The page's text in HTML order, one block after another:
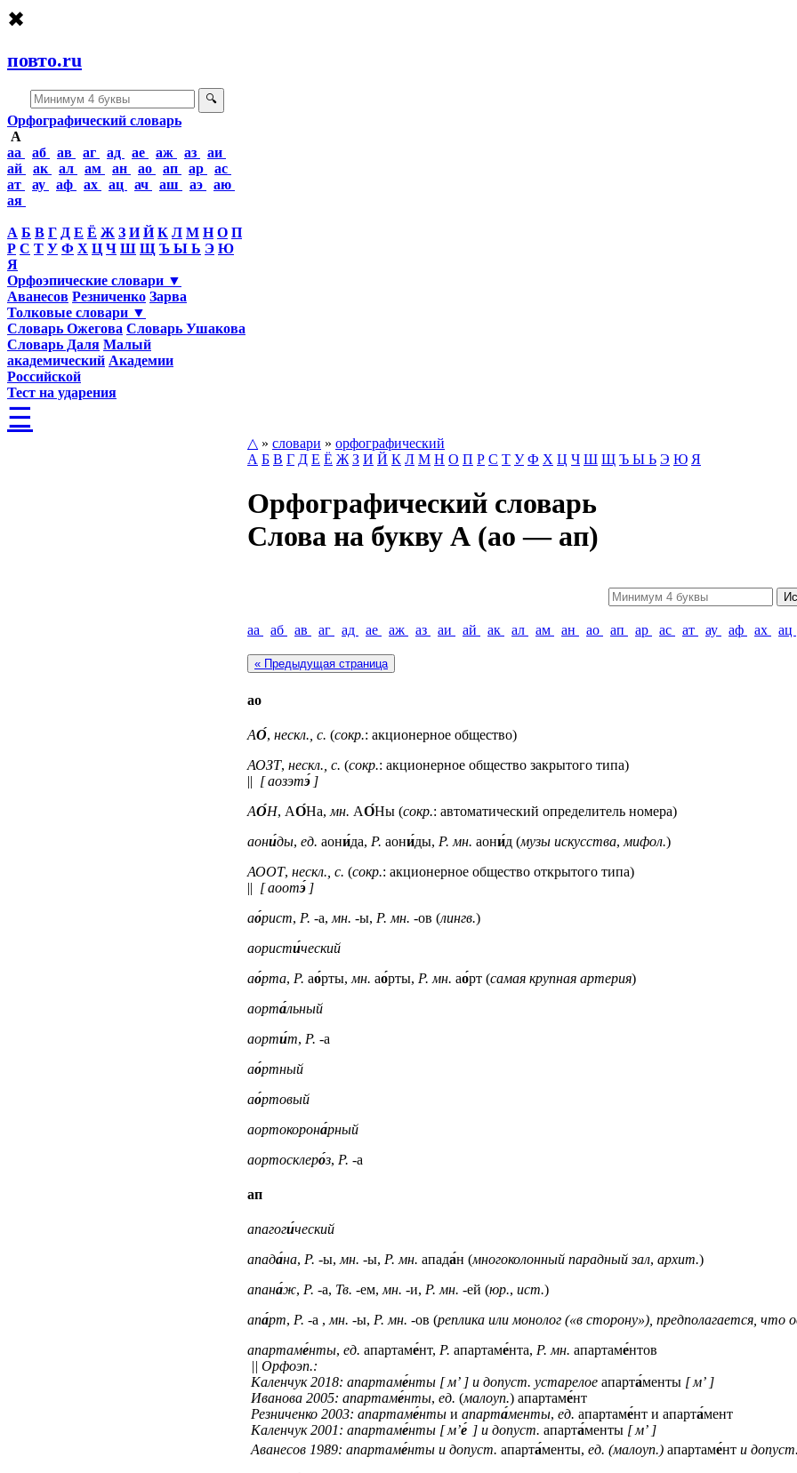
✖
повто.ru
🔍
Орфографический словарь
А
аа
аб ав аг ад ае аж аз
аи
ай
ак ал ам ан ао ап ар
ас
ат
ау аф ах ац ач аш аэ
аю
ая
А Б В Г Д Е Ё Ж З И Й К Л М Н О П
Р С Т У Ф Х Ц Ч Ш Щ Ъ Ы Ь Э Ю
Я
Орфоэпические словари ▼
Аванесов Резниченко Зарва
Толковые словари ▼
Словарь Ожегова Словарь Ушакова
Словарь Даля Малый
академический Академии
Российской
Тест на ударения
☰
△ » словари » орфографический
А Б В Г Д Е Ё Ж З И Й К Л М Н О П Р С Т У Ф Х Ц Ч Ш Щ Ъ Ы Ь Э Ю Я
Орфографический словарь
Слова на букву А (ао — ап)
аа аб ав аг ад ае аж аз аи ай ак ал ам ан ао ап ар ас ат ау аф ах ац
« Предыдущая страница
ао
АО́, нескл., с. (сокр.: акционерное общество)
АОЗТ, нескл., с. (сокр.: акционерное общество закрытого типа)
|| [ аозэтэ́ ]
АО́Н, АО́На, мн. АО́Ны (сокр.: автоматический определитель номера)
аони́ды, ед. аони́да, Р. аони́ды, Р. мн. аони́д (музы искусства, мифол.)
АООТ, нескл., с. (сокр.: акционерное общество открытого типа)
|| [ аоотэ́ ]
ао́рист, Р. -а, мн. -ы, Р. мн. -ов (лингв.)
аористи́ческий
ао́рта, Р. ао́рты, мн. ао́рты, Р. мн. ао́рт (самая крупная артерия)
аорта́льный
аорти́т, Р. -а
ао́ртный
ао́ртовый
аортокорона́рный
аортосклеро́з, Р. -а
ап
апагоги́ческий
апада́на, Р. -ы, мн. -ы, Р. мн. апада́н (многоколонный парадный зал, архит.)
апана́ж, Р. -а, Тв. -ем, мн. -и, Р. мн. -ей (юр., ист.)
апа́рт, Р. -а , мн. -ы, Р. мн. -ов (реплика или монолог («в сторону»), предполагается,
апартаме́нты, ед. апартаме́нт, Р. апартаме́нта, Р. мн. апартаме́нтов
|| Орфоэп.:
Каленчук 2018: апартаме́нты [ м’ ] и допуст. устарелое апарта́менты [ м’ ]
Иванова 2005: апартаме́нты, ед. (малоуп.) апартаме́нт
Резниченко 2003: апартаме́нты и апарта́менты, ед. апартаме́нт и апарта́мент
Каленчук 2001: апартаме́нты [ м’е́ ] и допуст. апарта́менты [ м’ ]
Аванесов 1989: апартаме́нты и допуст. апарта́менты, ед. (малоуп.) апартаме́нт и